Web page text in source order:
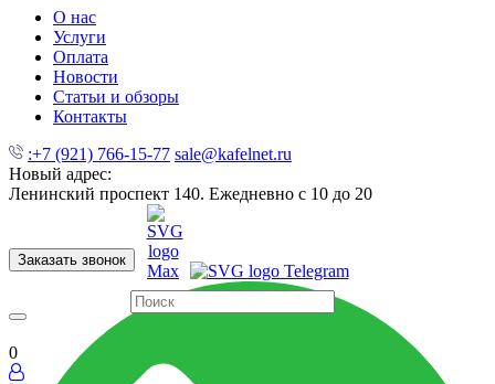
О нас
Услуги
Оплата
Новости
Статьи и обзоры
Контакты
:+7 (921) 766-15-77 sale@kafelnet.ru
Новый адрес:
Ленинский проспект 140. Ежедневно с 10 до 20
Заказать звонок
60x120 60x60 Для ванной Для кухни
0